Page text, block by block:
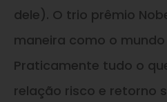
dele). O trio prêmio
maneira como o mundo
Praticamente tudo o
relação risco e retorno